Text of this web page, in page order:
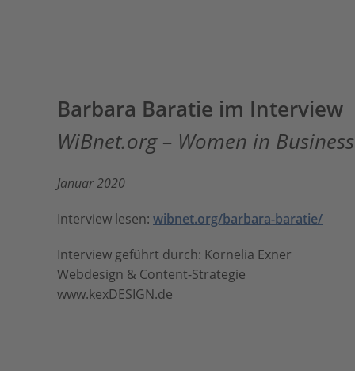
Barbara Baratie im Interview
WiBnet.org – Women in Business
Januar 2020
Interview lesen: wibnet.org/barbara-baratie/
Interview geführt durch: Kornelia Exner
Webdesign & Content-Strategie
www.kexDESIGN.de